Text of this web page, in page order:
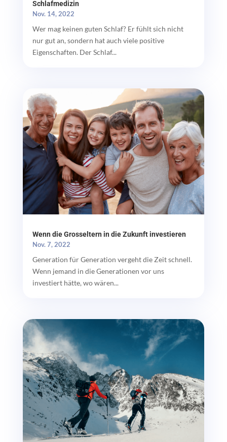
Schlafmedizin
Nov. 14, 2022
Wer mag keinen guten Schlaf? Er fühlt sich nicht
nur gut an, sondern hat auch viele positive
Eigenschaften. Der Schlaf...
Wenn die Grosseltern in die Zukunft investieren
Nov. 7, 2022
Generation für Generation vergeht die Zeit schnell.
Wenn jemand in die Generationen vor uns
investiert hätte, wo wären...